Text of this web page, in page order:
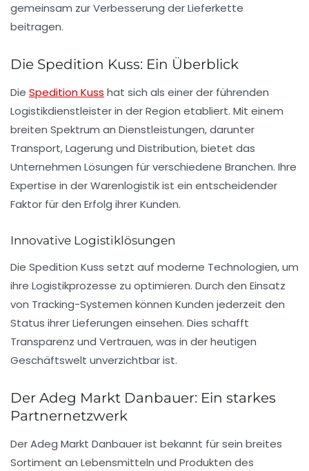
gemeinsam zur Verbesserung der Lieferkette
beitragen.
Die Spedition Kuss: Ein Überblick
Die Spedition Kuss hat sich als einer der führenden
Logistikdienstleister in der Region etabliert. Mit einem
breiten Spektrum an Dienstleistungen, darunter
Transport, Lagerung und Distribution, bietet das
Unternehmen Lösungen für verschiedene Branchen. Ihre
Expertise in der Warenlogistik ist ein entscheidender
Faktor für den Erfolg ihrer Kunden.
Innovative Logistiklösungen
Die Spedition Kuss setzt auf moderne Technologien, um
ihre Logistikprozesse zu optimieren. Durch den Einsatz
von Tracking-Systemen können Kunden jederzeit den
Status ihrer Lieferungen einsehen. Dies schafft
Transparenz und Vertrauen, was in der heutigen
Geschäftswelt unverzichtbar ist.
Der Adeg Markt Danbauer: Ein starkes
Partnernetzwerk
DerAdeg Markt Danbauerist bekannt für sein breites
Sortiment an Lebensmitteln und Produkten des